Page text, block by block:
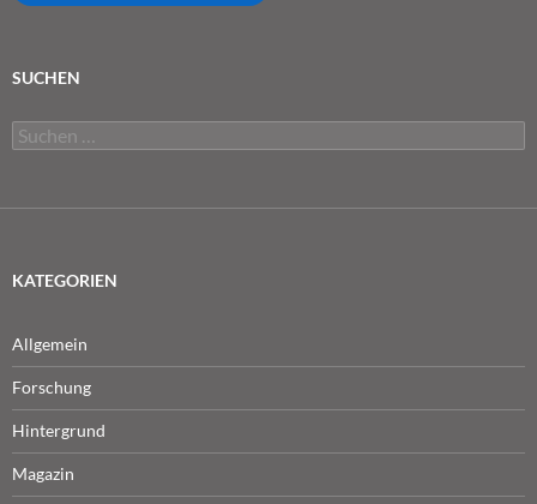
SUCHEN
Suchen
nach:
KATEGORIEN
Allgemein
Forschung
Hintergrund
Magazin